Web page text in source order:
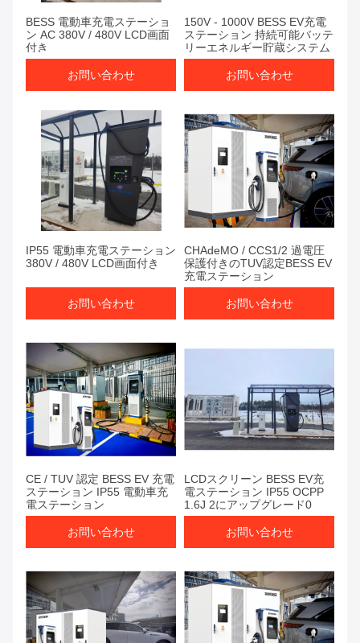
BESS 電動車充電ステーショ
ン AC 380V / 480V LCD画面
付き
お問い合わせ
150V - 1000V BESS EV充電
ステーション 持続可能バッテ
リーエネルギー貯蔵システム
お問い合わせ
IP55 電動車充電ステーション
380V / 480V LCD画面付き
お問い合わせ
CHAdeMO / CCS1/2 過電圧
保護付きのTUV認定BESS EV
充電ステーション
お問い合わせ
CE / TUV 認定 BESS EV 充電
ステーション IP55 電動車充
電ステーション
お問い合わせ
LCDスクリーン BESS EV充
電ステーション IP55 OCPP
1.6J 2にアップグレード0
お問い合わせ